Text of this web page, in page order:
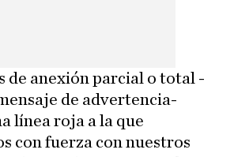
de anexión parcial o total -
de advertencia-
línea roja a la que
con fuerza con nuestros